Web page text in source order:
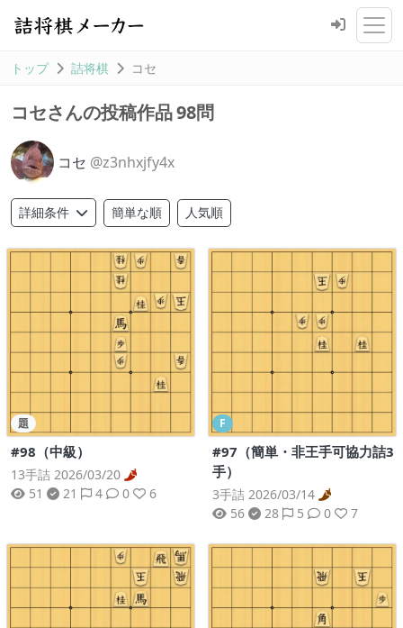
トップ 詰将棋 コセ
コセさんの投稿作品98問
コセ @z3nhxjfy4x
詳細条件 簡単な順 人気順
題
#98（中級）
13手詰 2026/03/20
51
21 4 0 6
F
#97（簡単・非王手可協力詰3
手）
3手詰 2026/03/14
56
28 5 0 7